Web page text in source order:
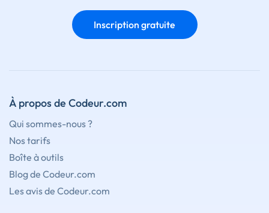
Inscription gratuite
À propos de Codeur.com
Qui sommes-nous ?
Nos tarifs
Boîte à outils
Blog de Codeur.com
Les avis de Codeur.com